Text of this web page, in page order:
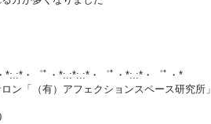
*:.:*・゜ﾟ・*:.:*:.:*・゜ﾟ・*:.:*・゜ﾟ・*
ン「（有）アフェクションスペース研究所」